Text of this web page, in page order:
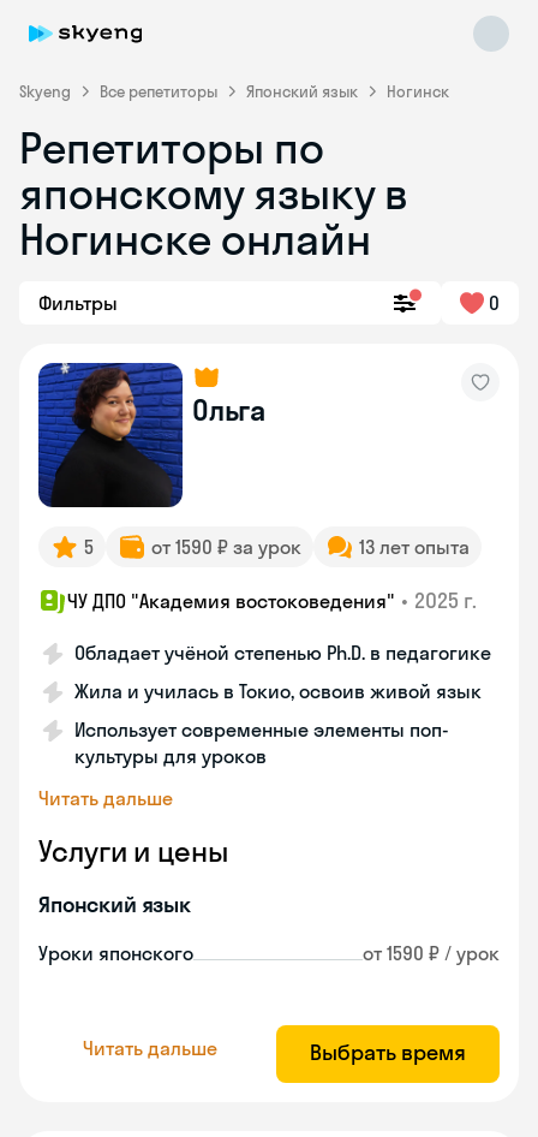
Skyeng Все репетиторы Японский язык Ногинск
Репетиторы по
японскому языку в
Ногинске онлайн
Фильтры 0
Ольга
5 от 1590 ₽ за урок 13 лет опыта
ЧУ ДПО "Академия востоковедения" • 2025 г.
Обладает учёной степенью Ph.D. в педагогике
Жила и училась в Токио, освоив живой язык
Использует современные элементы поп-
культуры для уроков
Читать дальше
Услуги и цены
Японский язык
Уроки японского от 1590 ₽ / урок
Читать дальше Выбрать время
Skyeng Chat